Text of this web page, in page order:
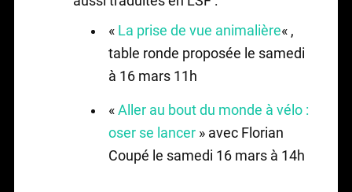
« La prise de vue animalière« ,
table ronde proposée le samedi
à 16 mars 11h
« Aller au bout du monde à vélo :
oser se lancer» avec Florian
Coupé le samedi 16 mars à 14h